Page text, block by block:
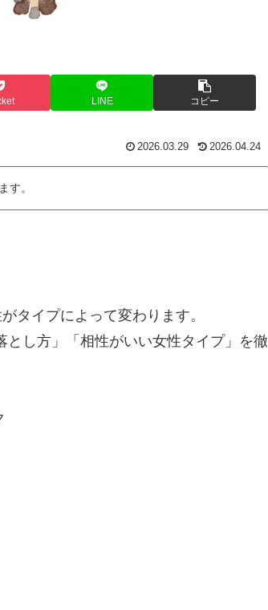
LINE コピー
2026.03.29 2026.04.24
す。
タイプによって変わります。
し方」「相性がいい女性タイプ」を徹